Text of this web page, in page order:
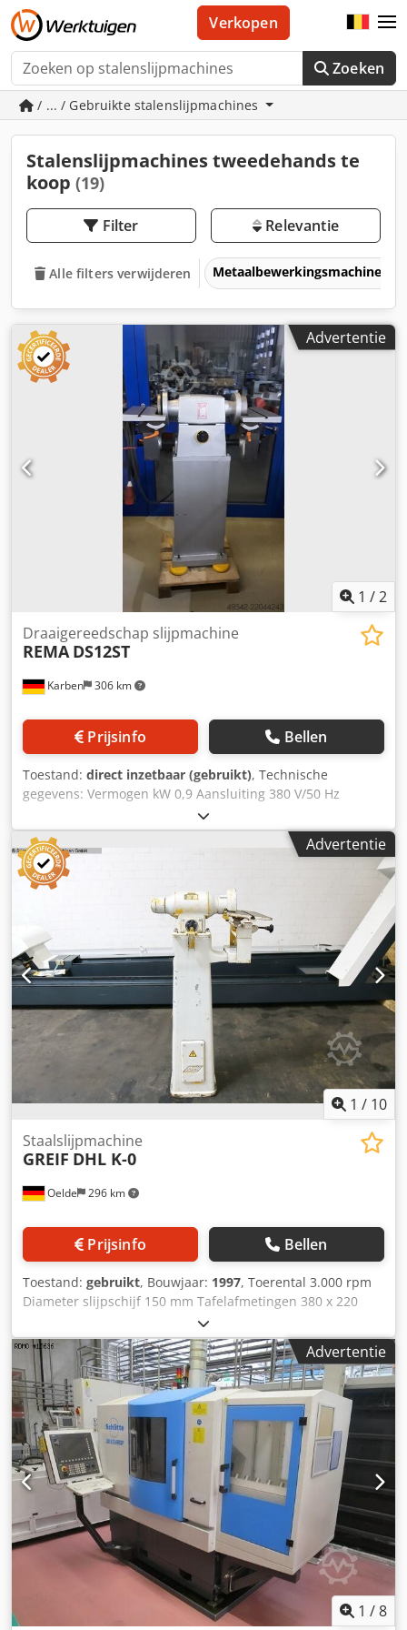
Zoeken
Verkopen
/ ... / Gebruikte stalenslijpmachines
Stalenslijpmachines tweedehands te
koop (19)
Filter Relevantie
Alle filters verwijderen Metaalbewerkingsmachines
Advertentie
1 /2
Karben 306 km
Draaigereedschap slijpmachine
REMA DS12ST
Prijsinfo Bellen
Toestand: direct inzetbaar (gebruikt), Technische
gegevens: Vermogen kW 0,9 Aansluiting 380 V/50 Hz
Toerental 2.900 tpm Schijfafmetingen 175/60/51 Gewicht
117 kg Dedeza Dwxjpfx Adljck Uitrusting: - 2 ATS tafels
(veerpendeltafel) - 2 diamant-komschijven 175x60x51 mm -
Uitvoering met standaard
Advertentie
1 / 10
Oelde 296 km
Staalslijpmachine
GREIF DHL K-0
Prijsinfo Bellen
Toestand: gebruikt, Bouwjaar: 1997, Toerental 3.000 rpm
Diameter slijpschijf 150 mm Tafelafmetingen 380 x 220
mm T-gleuven 1x Dcjdpfeup H D Ejx Adlsk Aansluiting
3~220 / 380 V Totaal benodigd vermogen 0,37 kW
Machinegewicht ca. 150 kg Benodigde ruimte ca. 0,7 x 0,6 x
1,25 m Staalslijpmachine GREIF - DHL K-0
Advertentie
1 /8